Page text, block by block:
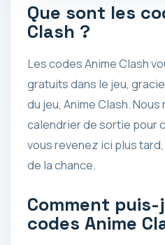
Que sont les
Clash ?
Les codes Anime Clash
gratuits dans le jeu,
du jeu, Anime CIash. Nous
calendrier de sortie pour
vous revenez ici plus
de la chance.
Comment
codes Anime